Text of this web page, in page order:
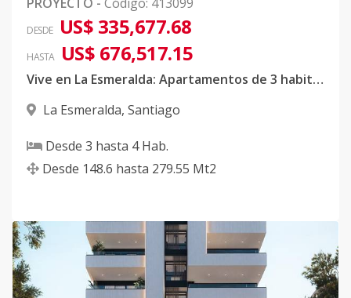
DESDE US$ 335,677.68
HASTA US$ 676,517.15
Vive en La Esmeralda: Apartamentos de 3 habitaciones y Penthouse de lujo en Santiago
La Esmeralda, Santiago
Desde 3 hasta 4Hab.
Desde 148.6 hasta 279.55 Mt2